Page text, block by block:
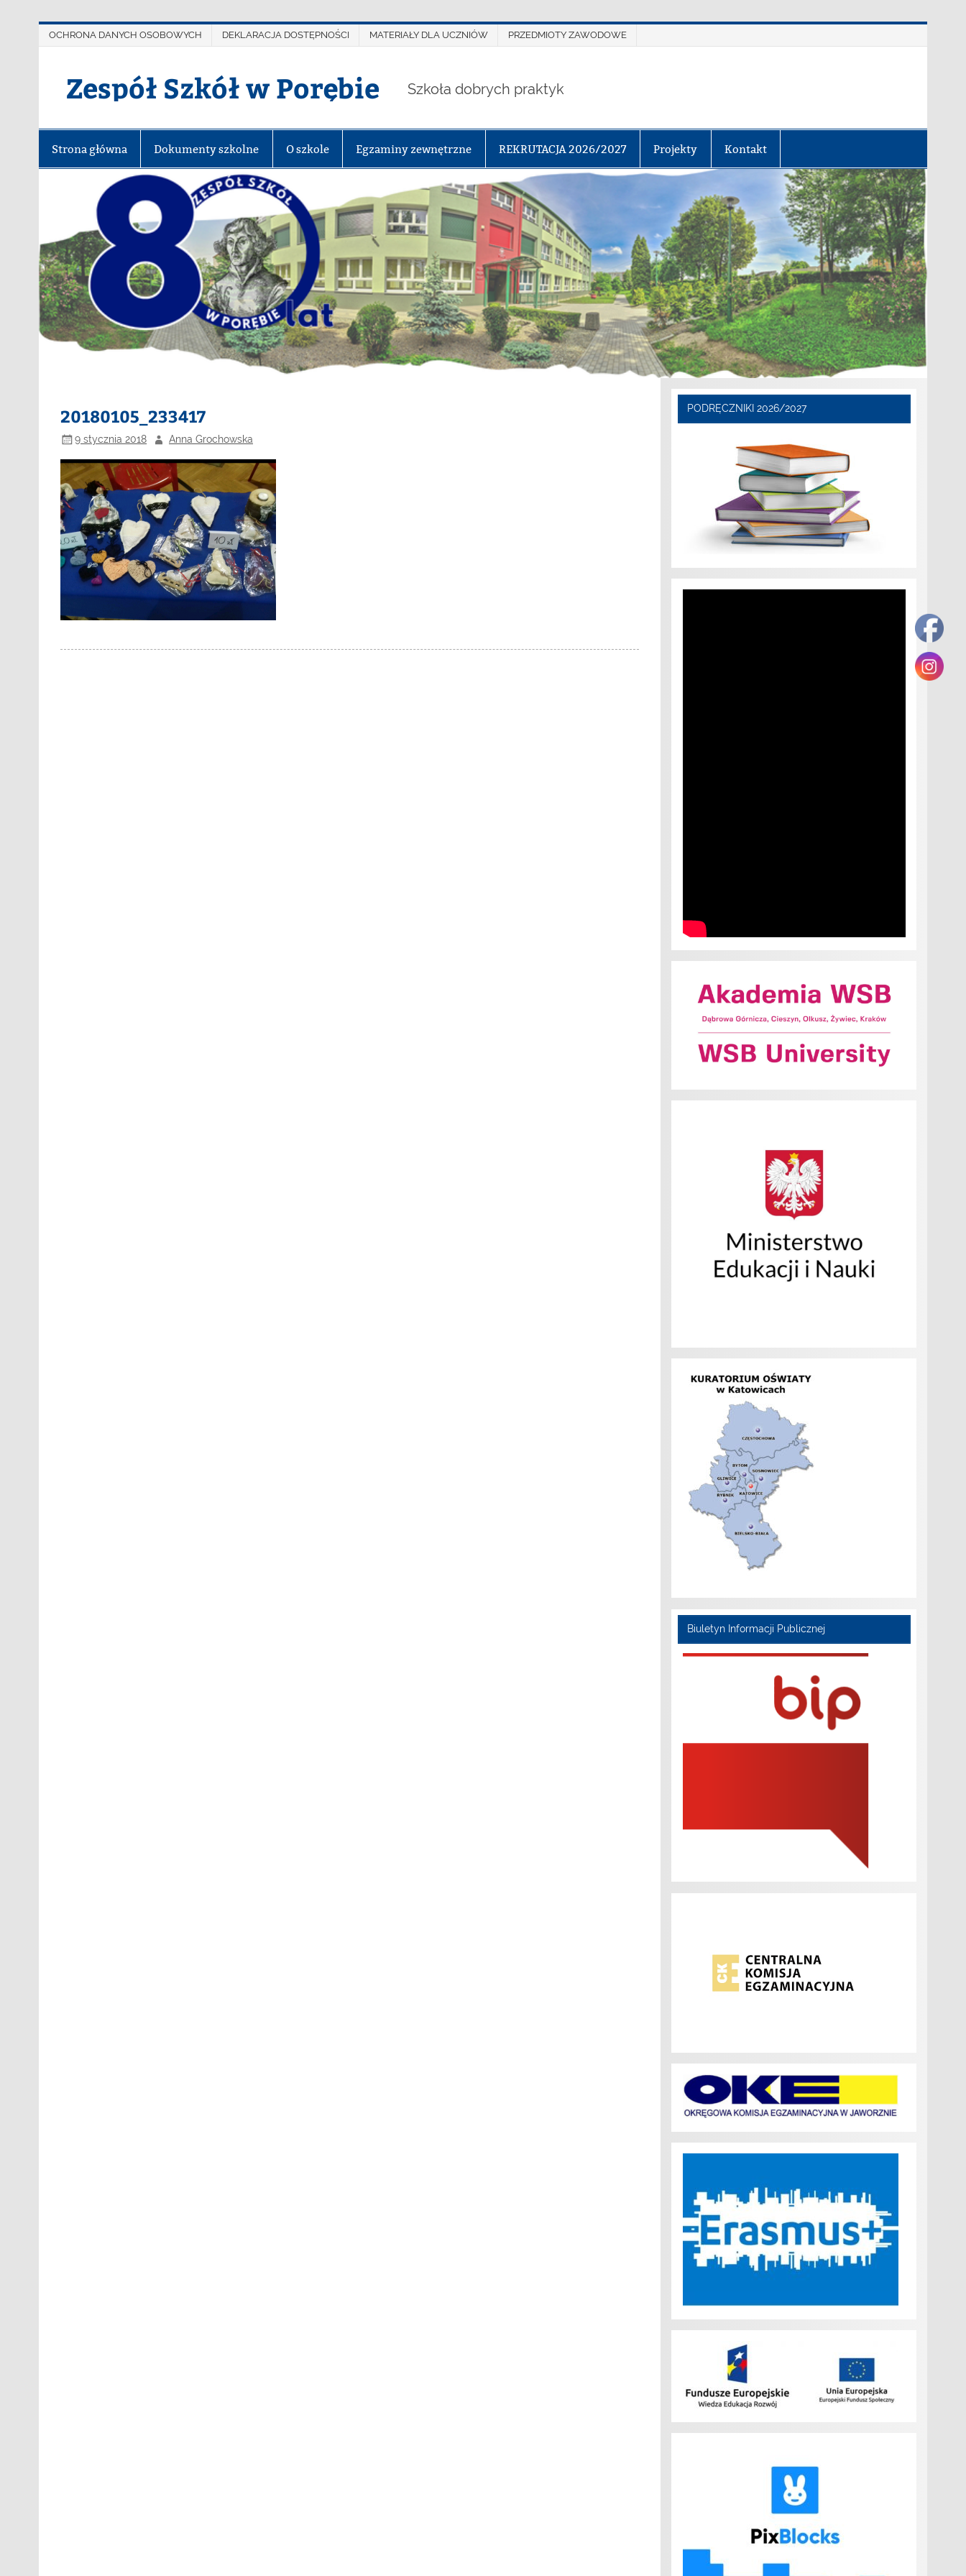
OCHRONA DANYCH OSOBOWYCH DEKLARACJA DOSTĘPNOŚCI MATERIAŁY DLA UCZNIÓW PRZEDMIOTY ZAWODOWE
Zespół Szkół w Porębie Szkoła dobrych praktyk
Strona główna Dokumenty szkolne O szkole Egzaminy zewnętrzne REKRUTACJA 2026/2027 Projekty Kontakt
20180105_233417
9 stycznia 2018 Anna Grochowska
PODRĘCZNIKI 2026/2027
Biuletyn Informacji Publicznej